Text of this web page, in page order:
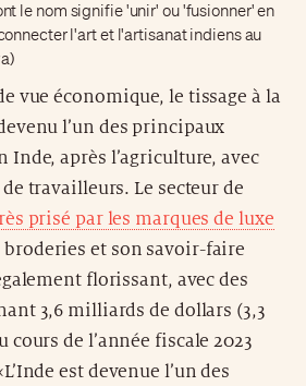
le nom signifie 'unir' ou 'fusionner' en
l'art et l'artisanat indiens au
vue économique, le tissage à la
l’un des principaux
Inde, après l’agriculture, avec
travailleurs. Le secteur de
prisé par les marques de luxe
et son savoir-faire
florissant, avec des
3,6 milliards de dollars (3,3
cours de l’année fiscale 2023
est devenue l’un des